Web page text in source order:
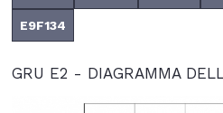
E9F134
GRU E2 - DIAGRAMMA